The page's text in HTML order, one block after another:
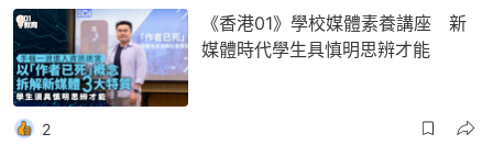
《香港01》學校媒體素養講座 新
媒體時代學生具慎明思辨才能
2